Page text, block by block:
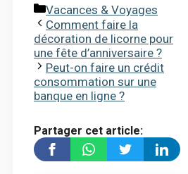
Catégories
Vacances & Voyages
Comment faire la
décoration de licorne pour
une fête d’anniversaire ?
Peut-on faire un crédit
consommation sur une
banque en ligne ?
Partager cet article: